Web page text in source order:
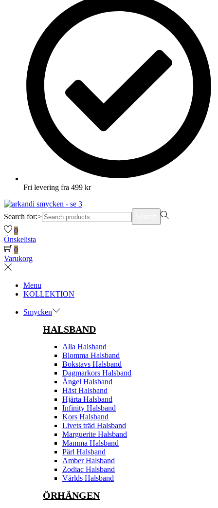
Fri levering fra 499 kr
Search for:>
0
Önskelista
0
Varukorg
Menu
KOLLEKTION
Smycken
HALSBAND
Alla Halsband
Blomma Halsband
Bokstavs Halsband
Dagmarkors Halsband
Ängel Halsband
Häst Halsband
Hjärta Halsband
Infinity Halsband
Kors Halsband
Livets träd Halsband
Marguerite Halsband
Mamma Halsband
Pärl Halsband
Amber Halsband
Zodiac Halsband
Världs Halsband
ÖRHÄNGEN